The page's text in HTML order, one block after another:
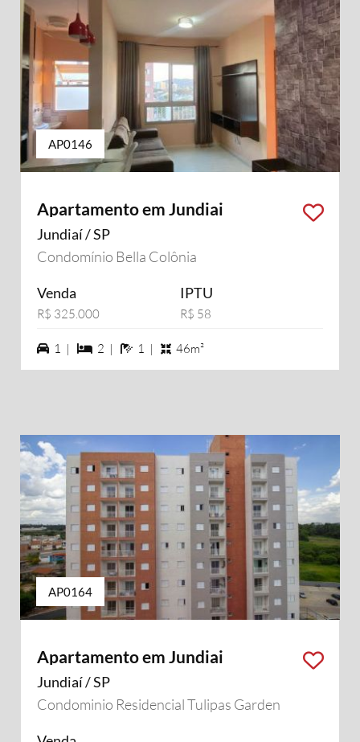
AP0146
Apartamento em Jundiai
Jundiaí / SP
Condomínio Bella Colônia
Venda
R$ 325.000
IPTU
R$ 58
1 vagas na garagem
1 | 2 dormiórios
2 | 1 banheiros
1 | 46m²
AP0164
Apartamento em Jundiai
Jundiaí / SP
Condominio Residencial Tulipas Garden